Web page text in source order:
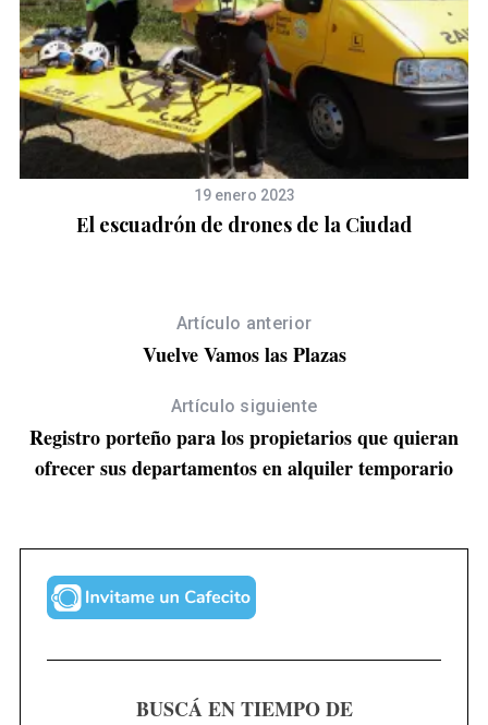
19 enero 2023
El escuadrón de drones de la Ciudad
Artículo anterior
Vuelve Vamos las Plazas
Artículo siguiente
Registro porteño para los propietarios que quieran
ofrecer sus departamentos en alquiler temporario
BUSCÁ EN TIEMPO DE